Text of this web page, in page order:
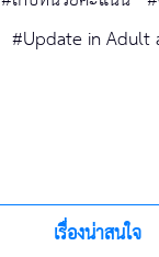
#Update in Adult
เรื่องน่าสนใจ